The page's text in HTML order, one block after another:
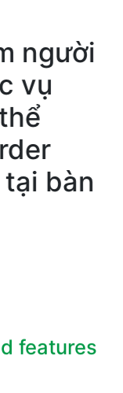
người
vụ
bàn
features